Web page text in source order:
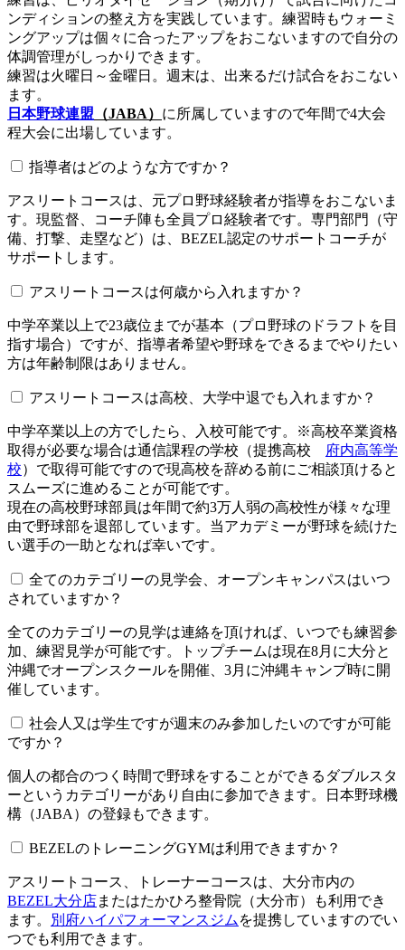
ンディションの整え方を実践しています。練習時もウォーミ
ングアップは個々に合ったアップをおこないますので自分の
体調管理がしっかりできます。
練習は火曜日～金曜日。週末は、出来るだけ試合をおこない
ます。
日本野球連盟 （JABA） に所属していますので年間で4大会
程大会に出場しています。
指導者はどのような方ですか？
アスリートコースは、元プロ野球経験者が指導をおこないま
す。現監督、コーチ陣も全員プロ経験者です。専門部門（守
備、打撃、走塁など）は、BEZEL認定のサポートコーチが
サポートします。
アスリートコースは何歳から入れますか？
中学卒業以上で23歳位までが基本（プロ野球のドラフトを目
指す場合）ですが、指導者希望や野球をできるまでやりたい
方は年齢制限はありません。
アスリートコースは高校、大学中退でも入れますか？
中学卒業以上の方でしたら、入校可能です。※高校卒業資格
取得が必要な場合は通信課程の学校（提携高校
府内高等学
校）で取得可能ですので現高校を辞める前にご相談頂けると
スムーズに進めることが可能です。
現在の高校野球部員は年間で約3万人弱の高校性が様々な理
由で野球部を退部しています。当アカデミーが野球を続けた
い選手の一助となれば幸いです。
全てのカテゴリーの見学会、オープンキャンパスはいつ
されていますか？​​​​​
全てのカテゴリーの見学は連絡を頂ければ、いつでも練習参
加、練習見学が可能です。トップチームは現在8月に大分と
沖縄でオープンスクールを開催、3月に沖縄キャンプ時に開
催しています。
社会人又は学生ですが週末のみ参加したいのですが可能
ですか？
個人の都合のつく時間で野球をすることができるダブルスタ
ーというカテゴリーがあり自由に参加できます。日本野球機
構（JABA）の登録もできます。
BEZELのトレーニングGYMは利用できますか？​​​​​
アスリートコース、トレーナーコースは、大分市内の
BEZEL大分店またはたかひろ整骨院（大分市）も利用でき
ます。
別府ハイパフォーマンスジム を提携していますのでい
つでも利用できます。